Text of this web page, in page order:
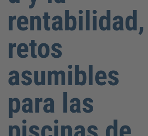
rentabilidad,
retos
asumibles
para las